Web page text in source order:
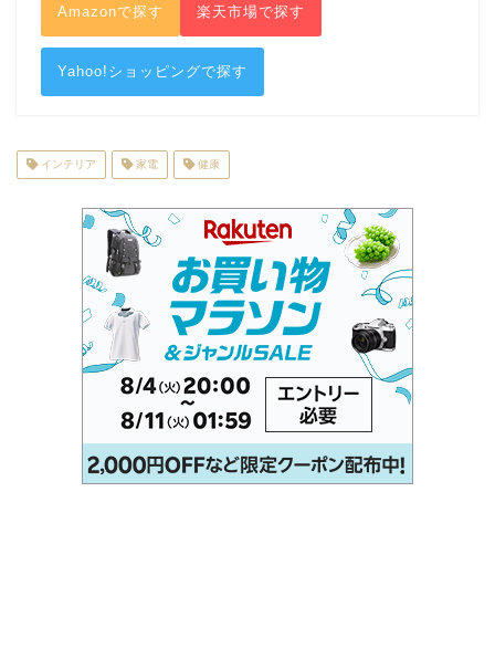
Amazonで探す 楽天市場で探す
Yahoo!ショッピングで探す
インテリア 家電 健康